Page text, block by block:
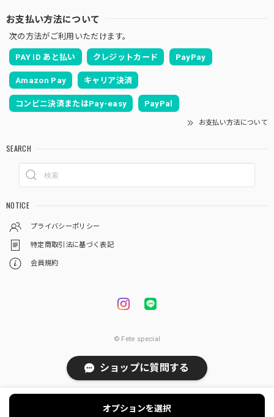
お支払い方法について
次の方法がご利用いただけます。
PAY ID あと払い クレジットカード PayPay
Amazon Pay キャリア決済
コンビニ決済またはPay-easy PayPal
お支払い方法について
SEARCH
NOTICE
プライバシーポリシー
特定商取引法に基づく表記
会員規約
© Fete special
オプションを選択
ショップに質問する